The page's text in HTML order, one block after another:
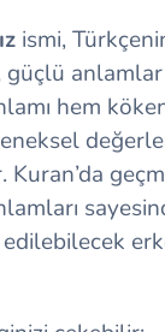
ismi,
güçlü
hem
Kuran’da